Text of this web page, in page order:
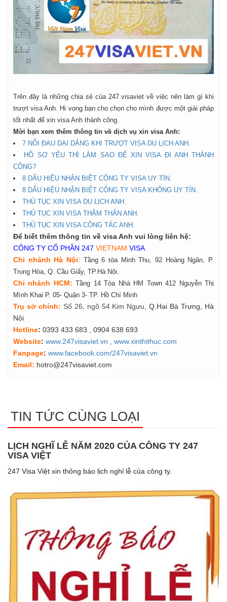
Trên đây là những chia sẻ của 247 visaviet về việc nên làm gì khi
trượt visa Anh. Hi vọng bạn cho chọn cho mình được một giải pháp
tốt nhất để xin visa Anh thành công.
Mời bạn xem thêm thông tin về dịch vụ xin visa Anh:
7 NỖI ĐAU DAI DẲNG KHI TRƯỢT VISA DU LỊCH ANH.
HỒ SƠ YẾU THÌ LÀM SAO ĐỂ XIN VISA ĐI ANH THÀNH
CÔNG?
8 DẤU HIỆU NHẬN BIẾT CÔNG TY VISA UY TÍN.
8 DẤU HIỆU NHẬN BIẾT CÔNG TY VISA KHÔNG UY TÍN.
THỦ TỤC XIN VISA DU LỊCH ANH.
THỦ TỤC XIN VISA THĂM THÂN ANH.
THỦ TỤC XIN VISA CÔNG TÁC ANH.
Để biết thêm thông tin về visa Anh vui lòng liên hệ:
CÔNG TY CỔ PHẦN 247 VIETNAM VISA
Chi nhánh Hà Nội: Tầng 6 tòa Minh Thu, 92 Hoàng Ngân, P.
Trung Hòa, Q. Cầu Giấy, TP.Hà Nội.
Chi nhánh HCM: Tầng 14 Tòa Nhà HM Town 412 Nguyễn Thị
Mình Khai P. 05- Quận 3- TP. Hồ Chí Minh
Trụ sở chính: Số 26, ngõ 54 Kim Ngưu , Q.Hai Bà Trưng, Hà
Nội
Hotline: 0393 433 683 , 0904 638 693
Website: www.247visaviet.vn
www.xinthithuc.com
Fanpage: www.facebook.com/247visaviet.vn
Email: hotro@247visaviet.com
TIN TỨC CÙNG LOẠI
LỊCH NGHĨ LỄ NĂM 2020 CỦA CÔNG TY 247
VISA VIỆT
247 Visa Việt xin thông báo lịch nghỉ lễ của công ty.